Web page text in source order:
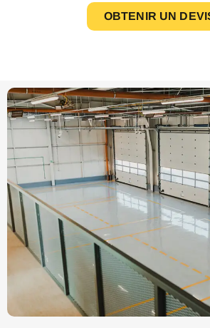
OBTENIR UN